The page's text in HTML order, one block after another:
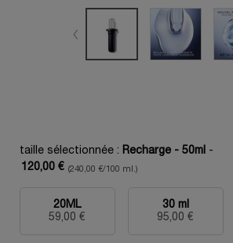
taille sélectionnée : Recharge - 50ml
-
120,00 € (240,00 €/100 ml.)
Sélectionné
20ML
59,00 €
, 1 of 5 Sélectionné
30 ml
95,00 €
, 2 of 5